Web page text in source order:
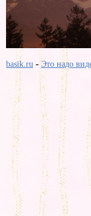
basik.ru -Это надо